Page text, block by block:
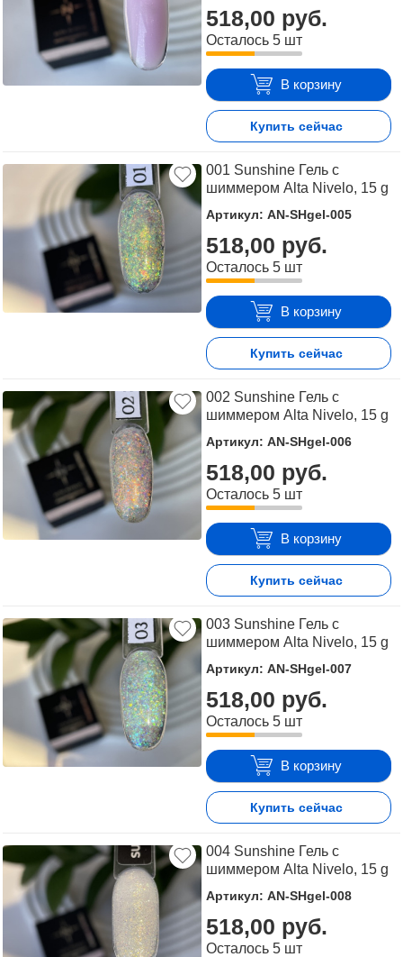
518,00 руб.
Осталось 5 шт
В корзину
Купить сейчас
001 Sunshine Гель с
шиммером Alta Nivelo, 15 g
Артикул: AN-SHgel-005
518,00 руб.
Осталось 5 шт
В корзину
Купить сейчас
002 Sunshine Гель с
шиммером Alta Nivelo, 15 g
Артикул: AN-SHgel-006
518,00 руб.
Осталось 5 шт
В корзину
Купить сейчас
003 Sunshine Гель с
шиммером Alta Nivelo, 15 g
Артикул: AN-SHgel-007
518,00 руб.
Осталось 5 шт
В корзину
Купить сейчас
004 Sunshine Гель с
шиммером Alta Nivelo, 15 g
Артикул: AN-SHgel-008
518,00 руб.
Осталось 5 шт